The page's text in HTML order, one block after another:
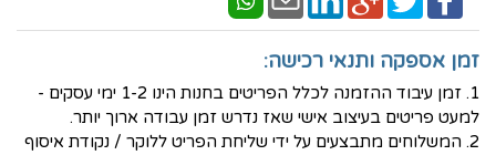
זמן אספקה ותנאי רכישה:
1. זמן עיבוד ההזמנה לכלל הפריטים בחנות הינו 1-2 ימי עסקים -
למעט פריטים בעיצוב אישי שאז נדרש זמן עבודה ארוך יותר.
2. המשלוחים מתבצעים על ידי שליחת הפריט ללוקר / נקודת איסוף